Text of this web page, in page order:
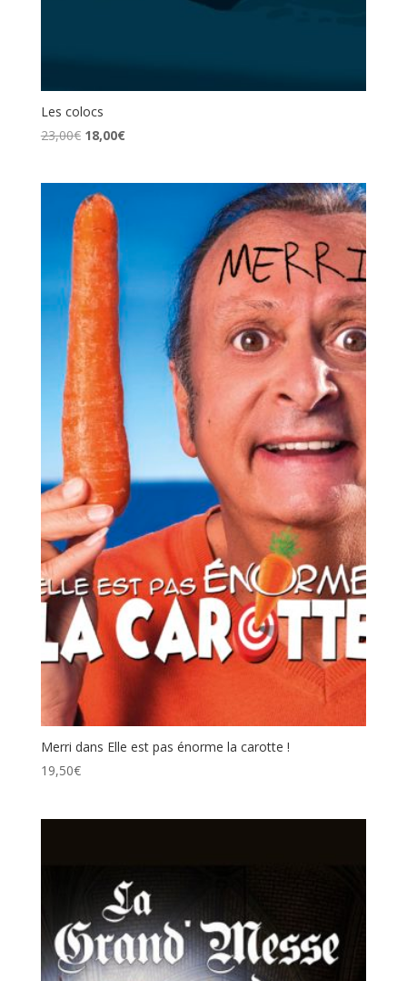
Les colocs
23,00€ Le
était :
23,00€.
18,00€Le
Merri dans Elle est pas énorme la carotte !
19,50€